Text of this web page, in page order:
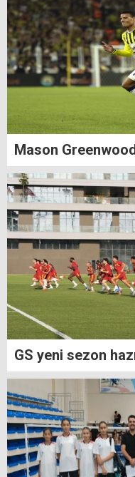
Mason
GS yeni sezon